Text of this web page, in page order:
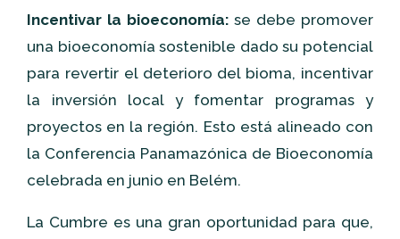
Incentivar la bioeconomía: se debe promover
una bioeconomía sostenible dado su potencial
para revertir el deterioro del bioma, incentivar
la inversión local y fomentar programas y
proyectos en la región. Esto está alineado con
la Conferencia Panamazónica de Bioeconomía
celebrada en junio en Belém.
La Cumbre es una gran oportunidad para que,